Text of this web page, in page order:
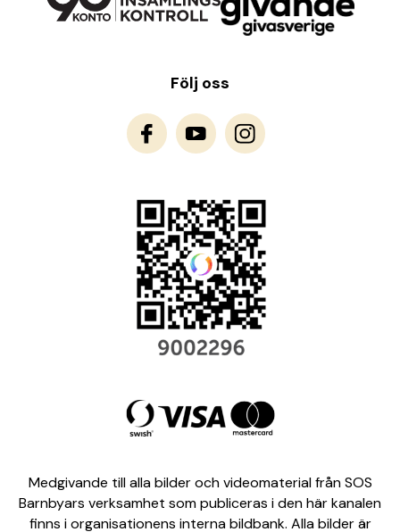
Följ oss
Medgivande till alla bilder och videomaterial från SOS
Barnbyars verksamhet som publiceras i den här kanalen
finns i organisationens interna bildbank. Alla bilder är